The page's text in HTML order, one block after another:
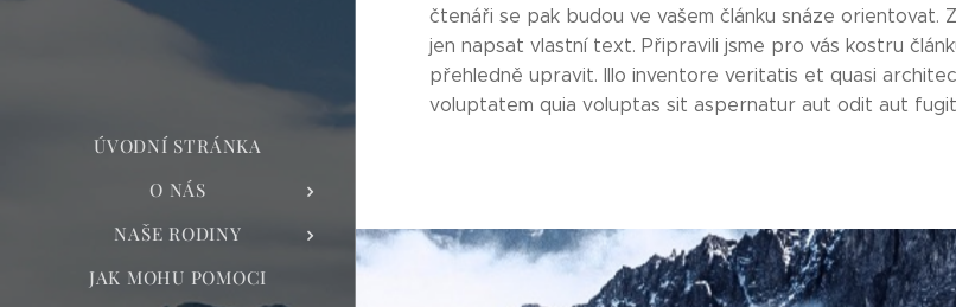
ÚVODNÍ STRÁNKA
O NÁS
NAŠE RODINY
JAK MOHU POMOCI
čtenáři se pak budou ve vašem článku snáze orientovat.
jen napsat vlastní text. Připravili jsme pro vás kostru
přehledně upravit. Illo inventore veritatis et quasi
voluptatem quia voluptas sit aspernatur aut odit aut fugit